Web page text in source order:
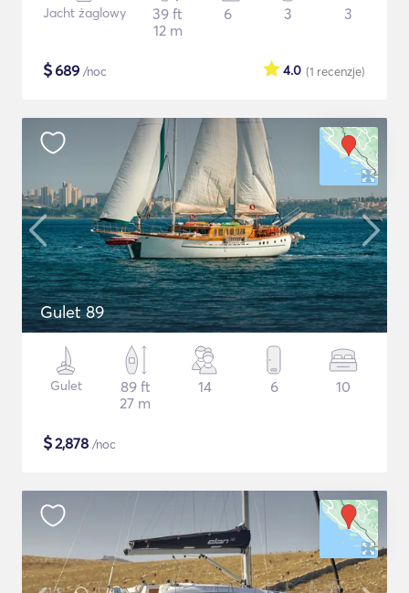
Jacht żaglowy
39 ft
12 m
6 3 3
$689 /noc (1 recenzje)
4.0
Gulet 89
Gulet
89 ft
27 m
14 6 10
$2,878 /noc